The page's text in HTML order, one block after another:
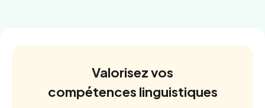
Valorisez vos
compétences linguistiques